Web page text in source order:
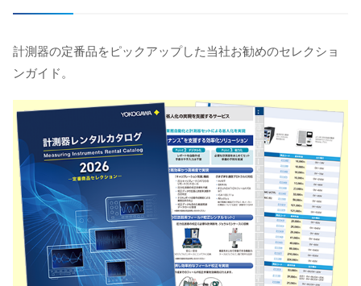
計測器の定番品をピックアップした当社お勧めのセレクショ
ンガイド。